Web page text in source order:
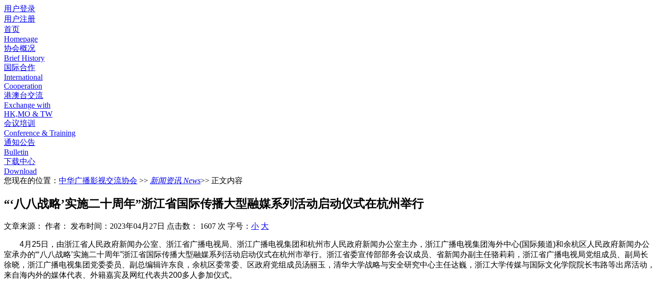
用户登录
用户注册
首页
Homepage
协会概况
Brief History
国际合作
International
Cooperation
港澳台交流
Exchange with
HK,MO & TW
会议培训
Conference & Training
通知公告
Bulletin
下载中心
Download
您现在的位置： 中华广播影视交流协会 >> 新闻资讯 News>> 正文内容
“‘八八战略’实施二十周年”浙江省国际传播大型融媒系列活动启动仪式在杭州举行
文章来源： 作者： 发布时间：2023年04月27日 点击数： 1607 次 字号： 小 大
4月25日，由浙江省人民政府新闻办公室、浙江省广播电视局、浙江广播电视集团和杭州市人民政府新闻办公室主办，浙江广播电视集团海外中心(国际频道)和余杭区人民政府新闻办公
室承办的“‘八八战略’实施二十周年”浙江省国际传播大型融媒系列活动启动仪式在杭州市举行。浙江省委宣传部部务会议成员、省新闻办副主任骆莉莉，浙江省广播电视局党组成员、副局长
徐晓，浙江广播电视集团党委委员、副总编辑许东良，余杭区委常委、区政府党组成员汤丽玉，清华大学战略与安全研究中心主任达巍，浙江大学传媒与国际文化学院院长韦路等出席活动，
来自海内外的媒体代表、外籍嘉宾及网红代表共200多人参加仪式。